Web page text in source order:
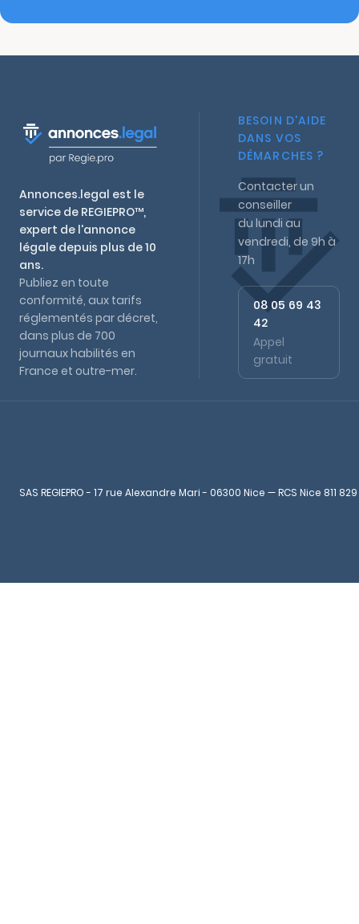
Annonces.legal est le
service de REGIEPRO™,
expert de l'annonce
légale depuis plus de 10
ans.
Publiez en toute
conformité, aux tarifs
réglementés par décret,
dans plus de 700
journaux habilités en
France et outre-mer.
BESOIN D'AIDE
DANS VOS
DÉMARCHES ?
Contacter un
conseiller
du lundi au
vendredi, de 9h à
17h
08 05 69 43
42
Appel
gratuit
SAS REGIEPRO - 17 rue Alexandre Mari - 06300 Nice — RCS Nice 811